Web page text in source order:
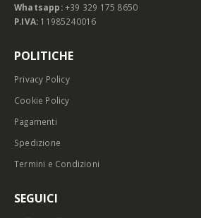
Whatsapp: +39 329 175 8650
P.IVA: 11985240016
POLITICHE
Privacy Policy
Cookie Policy
Pagamenti
Spedizione
Termini e Condizioni
SEGUICI